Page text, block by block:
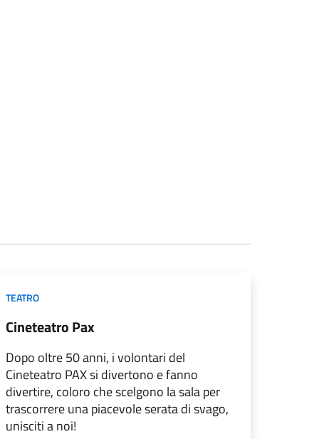
TEATRO
Cineteatro Pax
Dopo oltre 50 anni, i volontari del
Cineteatro PAX si divertono e fanno
divertire, coloro che scelgono la sala per
trascorrere una piacevole serata di svago,
unisciti a noi!